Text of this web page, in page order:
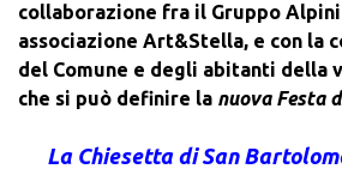
collaborazione fra il Gruppo Alpini
associazione Art&Stella, e con la
del Comune e degli abitanti della
che si può definire la nuova Festa
La Chiesetta di San